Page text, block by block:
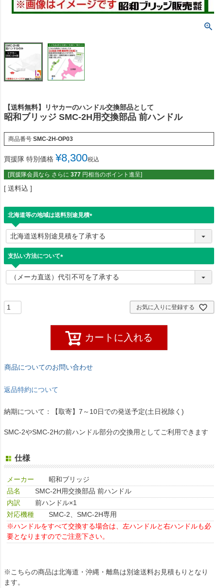
【送料無料】リヤカーのハンドル交換部品として
昭和ブリッジ SMC-2H用交換部品 前ハンドル
商品番号 SMC-2H-OP03
買援隊 特別価格 ¥8,300税込
[買援隊会員なら さらに 377 円相当のポイント進呈]
送料込
北海道等の地域は送料別途見積
必
須
支払い方法について
必
須
お気に入りに登録する
カートに入れる
商品についてのお問い合わせ
返品特約について
納期について：【取寄】7～10日での発送予定(土日祝除く)
SMC-2やSMC-2Hの前ハンドル部分の交換用としてご利用できます
仕様
メーカー
昭和ブリッジ
品名
SMC-2H用交換部品 前ハンドル
内訳
前ハンドル×1
対応機種
SMC-2、SMC-2H専用
※ハンドルをすべて交換する場合は、左ハンドルと右ハンドルも必
要となりますのでご注意下さい。
※こちらの商品は北海道・沖縄・離島は別途送料お見積もりとなり
ます。